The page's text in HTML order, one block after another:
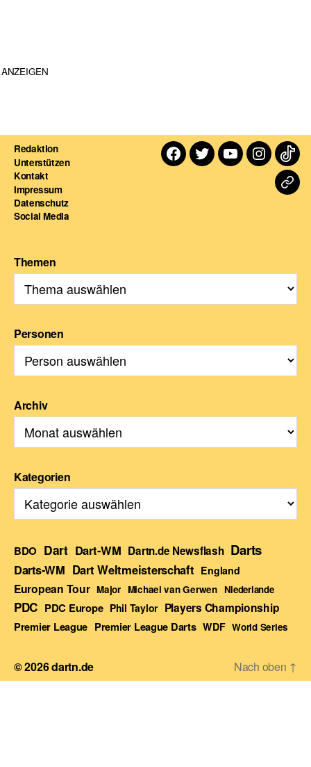
ANZEIGEN
Redaktion
Unterstützen
Kontakt
Impressum
Datenschutz
Social Media
Facebook
TwitterYoutube
Themen
Personen
Archiv
Kategorien
BDO Dart Dart-WM Dartn.de Newsflash Darts
Darts-WM Dart Weltmeisterschaft England
European Tour Major Michael van Gerwen Niederlande
PDC PDC Europe Phil Taylor Players Championship
Premier League Premier League Darts WDF World Series
© 2026dartn.de Nach oben ↑